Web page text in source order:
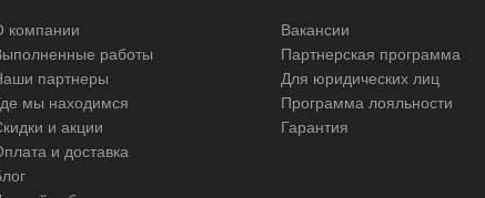
компании
работы
партнеры
мы находимся
и акции
и доставка
Вакансии
Партнерская программа
Для юридических лиц
Программа лояльности
Гарантия